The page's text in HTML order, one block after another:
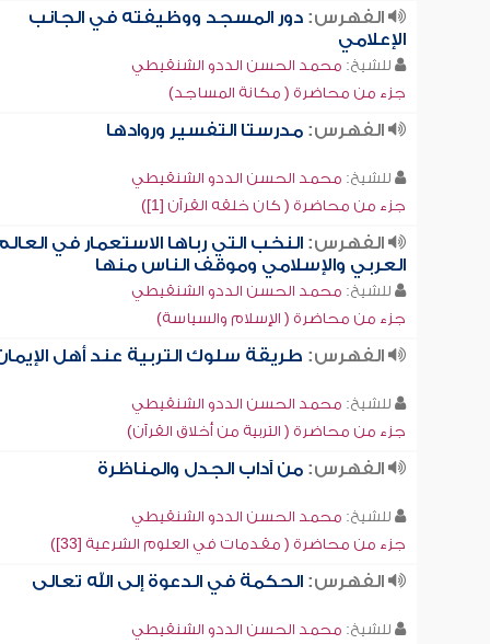
الفهرس:دور المسجد ووظيفته في الجانب
الإعلامي
للشيخ: محمد الحسن الددو الشنقيطي
جزء من محاضرة ( مكانة المساجد)
الفهرس:مدرستا التفسير وروادها
للشيخ: محمد الحسن الددو الشنقيطي
جزء من محاضرة ( كان خلقه القرآن [1])
الفهرس:النخب التي رباها الاستعمار في
العربي والإسلامي وموقف الناس منها
للشيخ: محمد الحسن الددو الشنقيطي
جزء من محاضرة ( الإسلام والسياسة)
الفهرس: طريقة سلوك التربية عند أهل
للشيخ: محمد الحسن الددو الشنقيطي
جزء من محاضرة ( التربية من أخلاق القرآن)
الفهرس:من آداب الجدل والمناظرة
للشيخ: محمد الحسن الددو الشنقيطي
جزء من محاضرة ( مقدمات في العلوم الشرعية [33])
الفهرس:الحكمة في الدعوة إلى الله تعالى
للشيخ: محمد الحسن الددو الشنقيطي